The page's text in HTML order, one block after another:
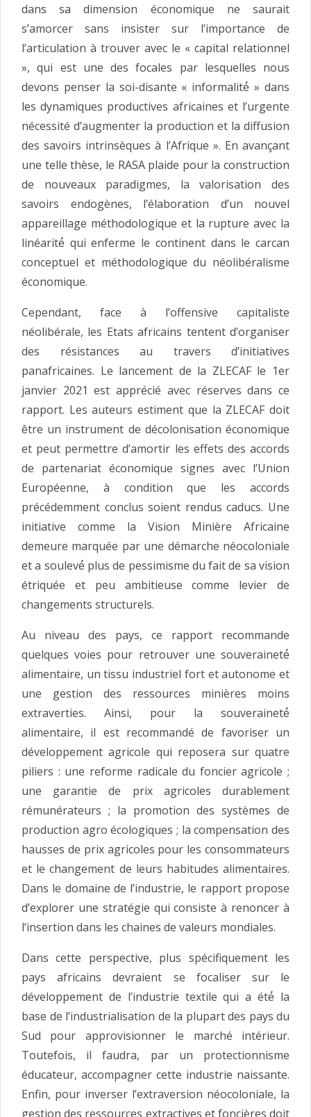
dans sa dimension économique ne saurait
s’amorcer sans insister sur l’importance de
l’articulation à trouver avec le « capital relationnel
», qui est une des focales par lesquelles nous
devons penser la soi-disante « informalité́ » dans
les dynamiques productives africaines et l’urgente
nécessité d’augmenter la production et la diffusion
des savoirs intrinsèques à l’Afrique ». En avançant
une telle thèse, le RASA plaide pour la construction
de nouveaux paradigmes, la valorisation des
savoirs endogènes, l’élaboration d’un nouvel
appareillage méthodologique et la rupture avec la
linéarité́ qui enferme le continent dans le carcan
conceptuel et méthodologique du néolibéralisme
économique.
Cependant, face à l’offensive capitaliste
néolibérale, les Etats africains tentent d’organiser
des résistances au travers d’initiatives
panafricaines. Le lancement de la ZLECAF le 1er
janvier 2021 est apprécié avec réserves dans ce
rapport. Les auteurs estiment que la ZLECAF doit
être un instrument de décolonisation économique
et peut permettre d’amortir les effets des accords
de partenariat économique signes avec l’Union
Européenne, à condition que les accords
précédemment conclus soient rendus caducs. Une
initiative comme la Vision Minière Africaine
demeure marquée par une démarche néocoloniale
et a soulevé́ plus de pessimisme du fait de sa vision
étriquée et peu ambitieuse comme levier de
changements structurels.
Au niveau des pays, ce rapport recommande
quelques voies pour retrouver une souveraineté́
alimentaire, un tissu industriel fort et autonome et
une gestion des ressources minières moins
extraverties. Ainsi, pour la souveraineté́
alimentaire, il est recommandé de favoriser un
développement agricole qui reposera sur quatre
piliers : une reforme radicale du foncier agricole ;
une garantie de prix agricoles durablement
rémunérateurs ; la promotion des systèmes de
production agro écologiques ; la compensation des
hausses de prix agricoles pour les consommateurs
et le changement de leurs habitudes alimentaires.
Dans le domaine de l’industrie, le rapport propose
d’explorer une stratégie qui consiste à renoncer à
l’insertion dans les chaines de valeurs mondiales.
Dans cette perspective, plus spécifiquement les
pays africains devraient se focaliser sur le
développement de l’industrie textile qui a été́ la
base de l’industrialisation de la plupart des pays du
Sud pour approvisionner le marché intérieur.
Toutefois, il faudra, par un protectionnisme
éducateur, accompagner cette industrie naissante.
Enfin, pour inverser l’extraversion néocoloniale, la
gestion des ressources extractives et foncières doit